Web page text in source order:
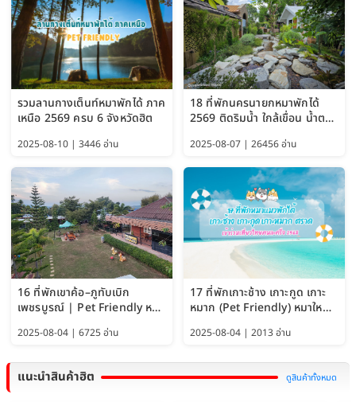
รวมลานกางเต็นท์หมาพักได้ ภาค
เหนือ 2569 ครบ 6 จังหวัดฮิต
2025-08-10 | 3446 อ่าน
18 ที่พักนครนายกหมาพักได้
2569 ติดริมน้ำ ใกล้เขื่อน น้ำตก
ได้
2025-08-07 | 26456 อ่าน
16 ที่พักเขาค้อ–ภูทับเบิก
เพชรบูรณ์ | Pet Friendly หมา
2025-08-04 | 6725 อ่าน
17 ที่พักเกาะช้าง เกาะกูด เกาะ
หมาก (Pet Friendly) หมาใหญ่
2025-08-04 | 2013 อ่าน
แนะนำสินค้าฮิต ดูสินค้าทั้งหมด